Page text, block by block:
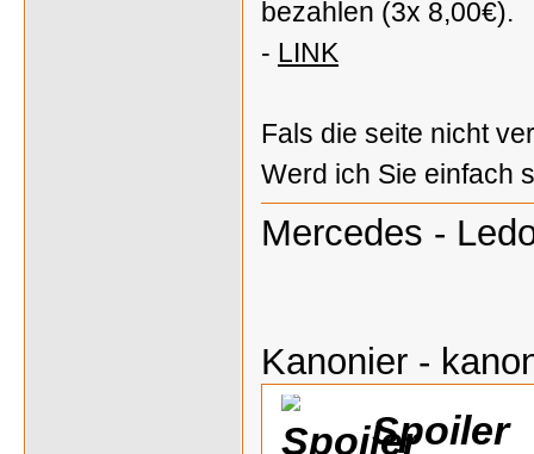
bezahlen (3x 8,00€).
- LINK
Fals die seite nicht
Werd ich Sie einfach
Mercedes -
Kanonier -
Spoiler